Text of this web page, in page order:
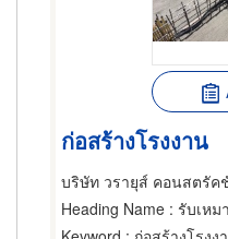
ก่อสร้างโรงงาน
บริษัท วรายุส์ คอนสตรัค
Heading Name : รับเหม